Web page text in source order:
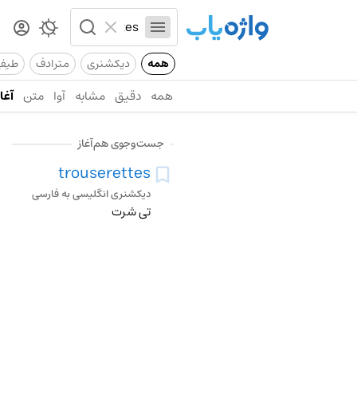
همه دیکشنری مترادف
همه دقیق مشابه آوا متن
جست‌وجوی هم‌آغاز
trouserettes
دیکشنری انگلیسی به فارسی
تی شرت